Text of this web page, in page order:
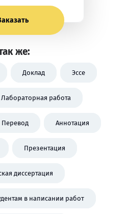
же:
Доклад Эссе
Лабораторная работа
Перевод Аннотация
Презентация
диссертация
в написании работ